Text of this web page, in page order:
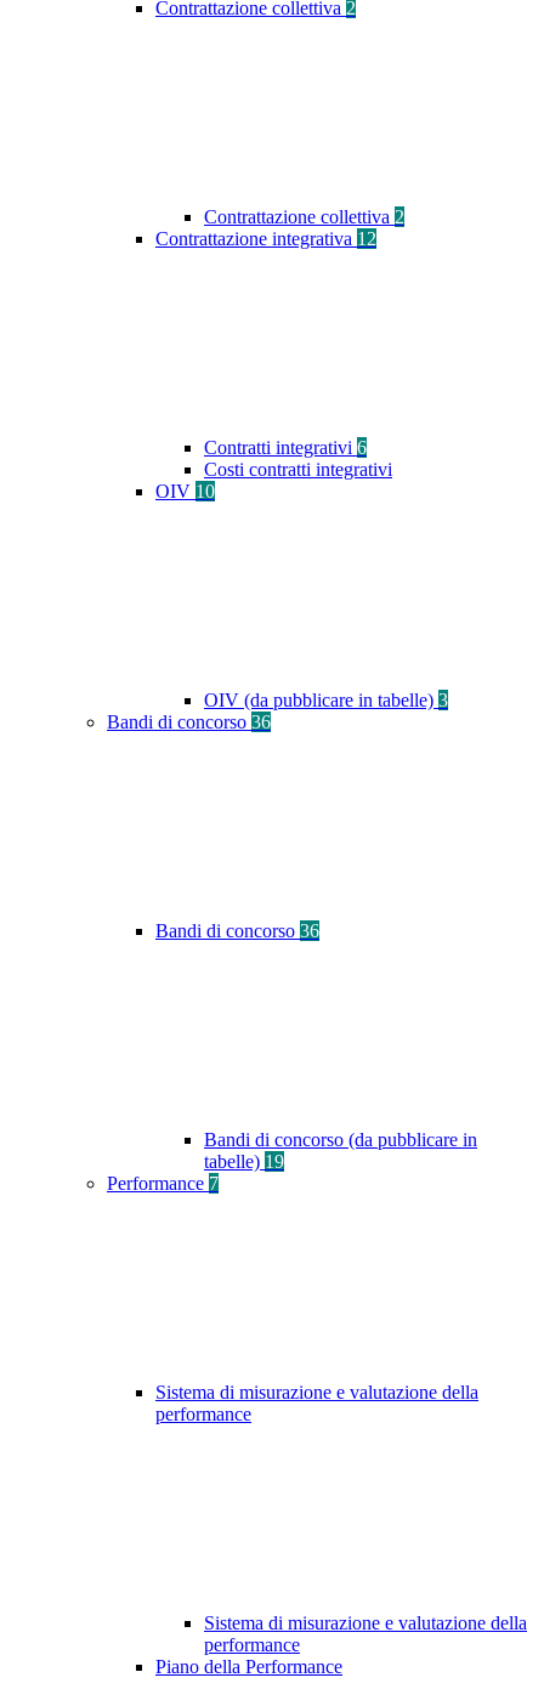
Contrattazione collettiva 2
Contrattazione collettiva 2
Contrattazione integrativa 12
Contratti integrativi 6
Costi contratti integrativi
OIV 10
OIV (da pubblicare in tabelle) 3
Bandi di concorso 36
Bandi di concorso 36
Bandi di concorso (da pubblicare in
tabelle) 19
Performance 7
Sistema di misurazione e valutazione della
performance
Sistema di misurazione e valutazione della
performance
Piano della Performance